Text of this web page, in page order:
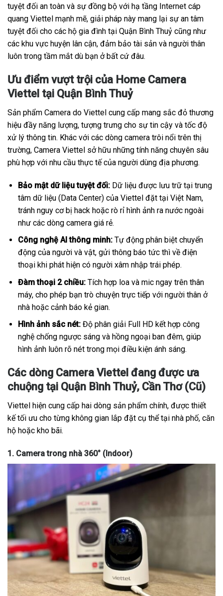
tuyệt đối an toàn và sự đồng bộ với hạ tầng Internet cáp
quang Viettel mạnh mẽ, giải pháp này mang lại sự an tâm
tuyệt đối cho các hộ gia đình tại Quận Bình Thuỷ cũng như
các khu vực huyện lân cận, đảm bảo tài sản và người thân
luôn trong tầm mắt dù bạn ở bất cứ đâu.
Ưu điểm vượt trội của Home Camera
Viettel tại Quận Bình Thuỷ
Sản phẩm Camera do Viettel cung cấp mang sắc đỏ thương
hiệu đầy năng lượng, tượng trưng cho sự tin cậy và tốc độ
xử lý thông tin. Khác với các dòng camera trôi nổi trên thị
trường, Camera Viettel sở hữu những tính năng chuyên sâu
phù hợp với nhu cầu thực tế của người dùng địa phương.
Bảo mật dữ liệu tuyệt đối:Dữ liệu được lưu trữ tại trung
tâm dữ liệu (Data Center) của Viettel đặt tại Việt Nam,
tránh nguy cơ bị hack hoặc rò rỉ hình ảnh ra nước ngoài
như các dòng camera giá rẻ.
Công nghệ AI thông minh:Tự động phân biệt chuyển
động của người và vật, gửi thông báo tức thì về điện
thoại khi phát hiện có người xâm nhập trái phép.
Đàm thoại 2 chiều:Tích hợp loa và mic ngay trên thân
máy, cho phép bạn trò chuyện trực tiếp với người thân ở
nhà hoặc cảnh báo kẻ gian.
Hình ảnh sắc nét:Độ phân giải Full HD kết hợp công
nghệ chống ngược sáng và hồng ngoại ban đêm, giúp
hình ảnh luôn rõ nét trong mọi điều kiện ánh sáng.
Các dòng Camera Viettel đang được ưa
chuộng tại Quận Bình Thuỷ, Cần Thơ (Cũ)
Viettel hiện cung cấp hai dòng sản phẩm chính, được thiết
kế tối ưu cho từng không gian lắp đặt cụ thể tại nhà phố, căn
hộ hoặc kho bãi.
1. Camera trong nhà 360° (Indoor)